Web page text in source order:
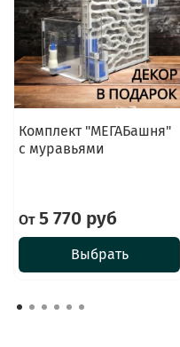
Комплект "МЕГАБашня"
с муравьями
От5 770 руб
Выбрать